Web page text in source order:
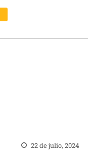
22 de julio, 2024